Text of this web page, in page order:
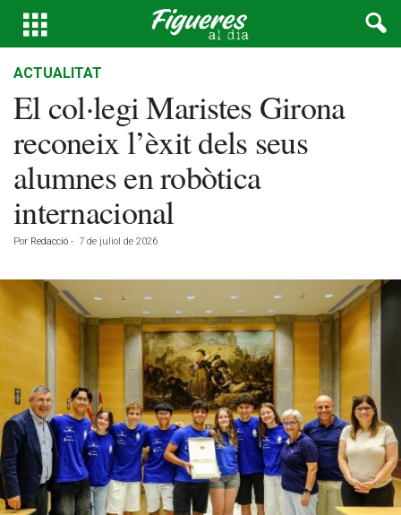
ACTUALITAT
El col·legi Maristes Girona
reconeix l’èxit dels seus
alumnes en robòtica
internacional
Por Redacció - 7 de juliol de 2026